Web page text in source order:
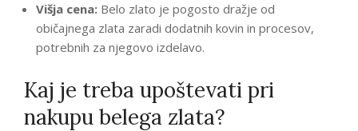
Višja cena: Belo zlato je pogosto dražje od
običajnega zlata zaradi dodatnih kovin in procesov,
potrebnih za njegovo izdelavo.
Kaj je treba upoštevati pri
nakupu belega zlata?